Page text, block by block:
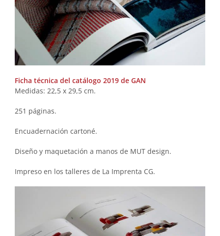
Ficha técnica del catálogo 2019 de GAN
Medidas: 22,5 x 29,5 cm.
251 páginas.
Encuadernación cartoné.
Diseño y maquetación a manos de MUT design.
Impreso en los talleres de La Imprenta CG.